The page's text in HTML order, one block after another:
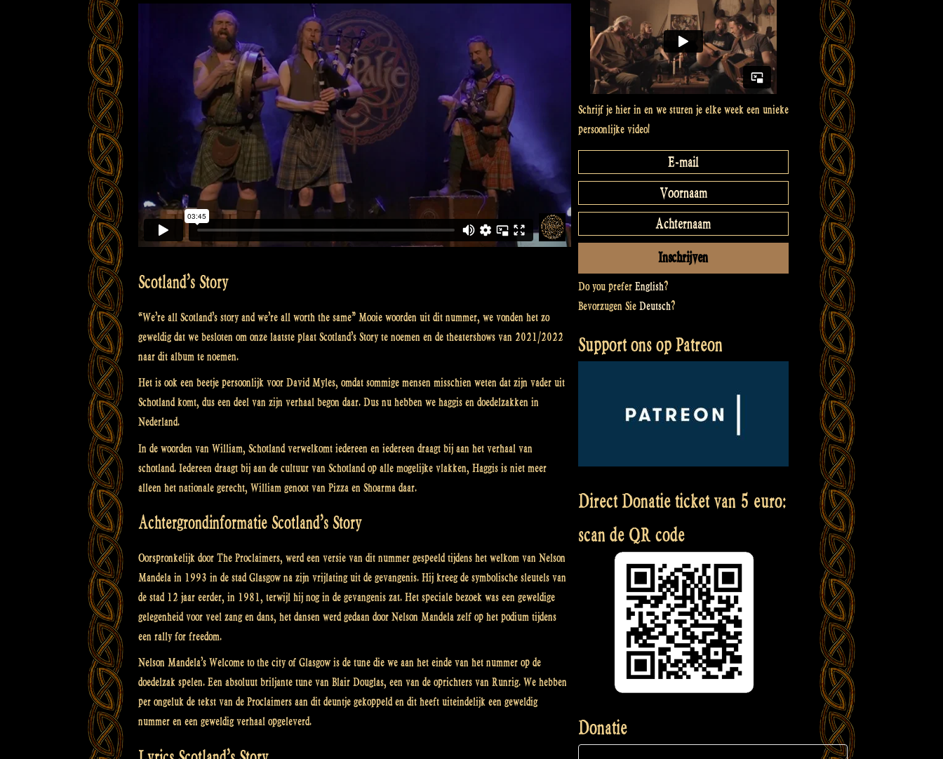
Scotland’s Story
“We’re all Scotland’s story and we’re all worth the same” Mooie woorden uit dit nummer, we vonden het zo
geweldig dat we besloten om onze laatste plaat Scotland’s Story te noemen en de theatershows van 2021/2022
naar dit album te noemen.
Het is ook een beetje persoonlijk voor David Myles, omdat sommige mensen misschien weten dat zijn vader uit
Schotland komt, dus een deel van zijn verhaal begon daar. Dus nu hebben we haggis en doedelzakken in
Nederland.
In de woorden van William, Schotland verwelkomt iedereen en iedereen draagt bij aan het verhaal van
schotland. Iedereen draagt bij aan de cultuur van Schotland op alle mogelijke vlakken, Haggis is niet meer
alleen het nationale gerecht, William genoot van Pizza en Shoarma daar.
Achtergrondinformatie Scotland’s Story
Oorspronkelijk door The Proclaimers, werd een versie van dit nummer gespeeld tijdens het welkom van Nelson
Mandela in 1993 in de stad Glasgow na zijn vrijlating uit de gevangenis. Hij kreeg de symbolische sleutels van
de stad 12 jaar eerder, in 1981, terwijl hij nog in de gevangenis zat. Het speciale bezoek was een geweldige
gelegenheid voor veel zang en dans, het dansen werd gedaan door Nelson Mandela zelf op het podium tijdens
een rally for freedom.
Nelson Mandela’s Welcome to the city of Glasgow is de tune die we aan het einde van het nummer op de
doedelzak spelen. Een absoluut briljante tune van Blair Douglas, een van de oprichters van Runrig. We hebben
per ongeluk de tekst van de Proclaimers aan dit deuntje gekoppeld en dit heeft uiteindelijk een geweldig
nummer en een geweldig verhaal opgeleverd.
Schrijf je hier in en we sturen je elke week een unieke
persoonlijke video!
Do you prefer English?
Bevorzugen Sie Deutsch?
Support ons op Patreon
Direct Donatie ticket van 5 euro:
scan de QR code
Donatie